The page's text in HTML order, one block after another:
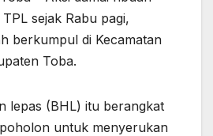
sejak Rabu pagi,
berkumpul di Kecamatan
Toba.
lepas (BHL) itu berangkat
untuk menyerukan